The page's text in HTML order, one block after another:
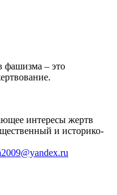
фашизма – это
интересы жертв
и историко-